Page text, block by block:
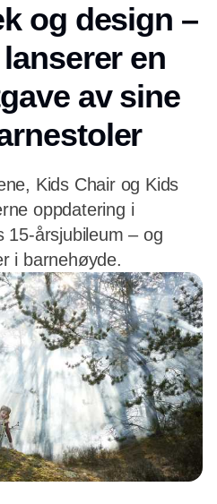
og design –
en
av sine
Kids Chair og Kids
oppdatering i
15-årsjubileum – og
i barnehøyde.